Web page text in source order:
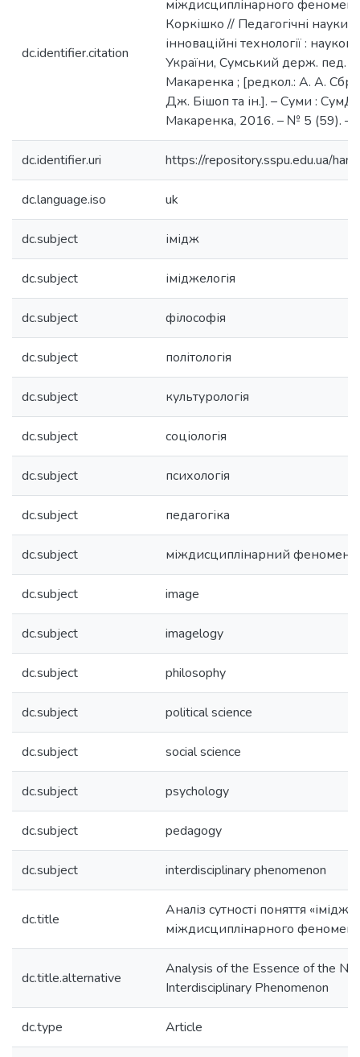
dc.identifier.citation
міждисциплінарного
Коркішко // Педагогічні науки:
інноваційні технології :
України, Сумський держ. пед.
Макаренка ; [редкол.: А. А.
Дж. Бішоп та ін.]. – Суми :
Макаренка, 2016. – № 5 (59). –
dc.identifier.uri https://repository.sspu.edu.ua/
dc.language.iso uk
dc.subject імідж
dc.subject іміджелогія
dc.subject філософія
dc.subject політологія
dc.subject культурологія
dc.subject соціологія
dc.subject психологія
dc.subject педагогіка
dc.subject міждисциплінарний феномен
dc.subject image
dc.subject imagelogy
dc.subject philosophy
dc.subject political science
dc.subject social science
dc.subject psychology
dc.subject pedagogy
dc.subject interdisciplinary phenomenon
dc.title
Аналіз сутності поняття «імідж»
міждисциплінарного феномену
dc.title.alternative
Analysis of the Essence of the
Interdisciplinary Phenomenon
dc.type Article